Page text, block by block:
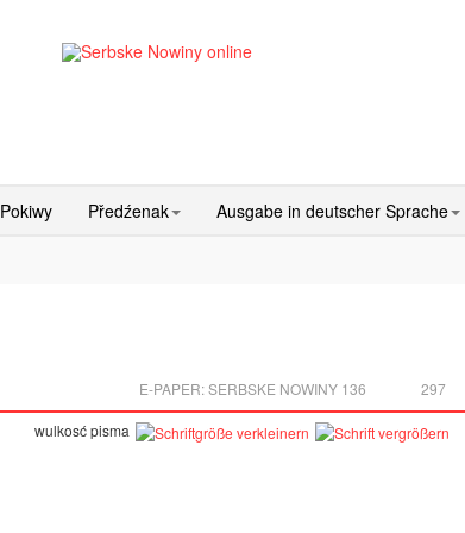
Pokiwy Předźenak Ausgabe in deutscher Sprache
297
E-PAPER:SERBSKE NOWINY 136
wulkosć pisma